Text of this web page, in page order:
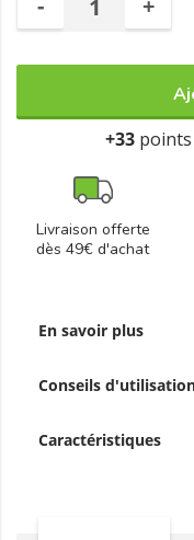
- +
+33
Livraison offerte
dès 49€ d'achat
En savoir plus
Conseils
Caractéristiques